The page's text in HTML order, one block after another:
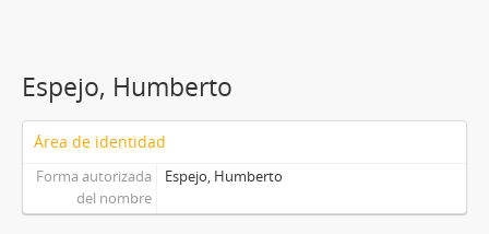
Espejo, Humberto
Área de identidad
Forma autorizada
del nombre
Espejo, Humberto